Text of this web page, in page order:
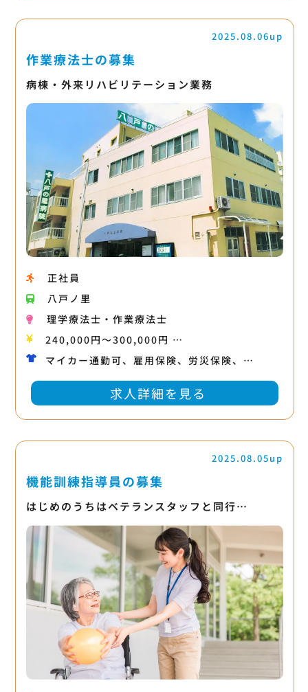
2025.08.06up
作業療法士の募集
病棟・外来リハビリテーション業務
正社員
八戸ノ里
理学療法士・作業療法士
240,000円〜300,000円 …
マイカー通勤可、雇用保険、労災保険、…
求人詳細を見る
2025.08.05up
機能訓練指導員の募集
はじめのうちはベテランスタッフと同行…